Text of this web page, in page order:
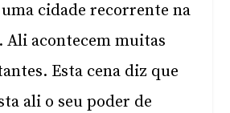
cidade recorrente na
Ali acontecem muitas
Esta cena diz que
ali o seu poder de